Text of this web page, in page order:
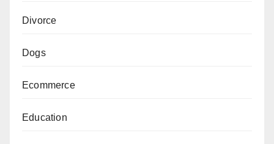
Divorce
Dogs
Ecommerce
Education